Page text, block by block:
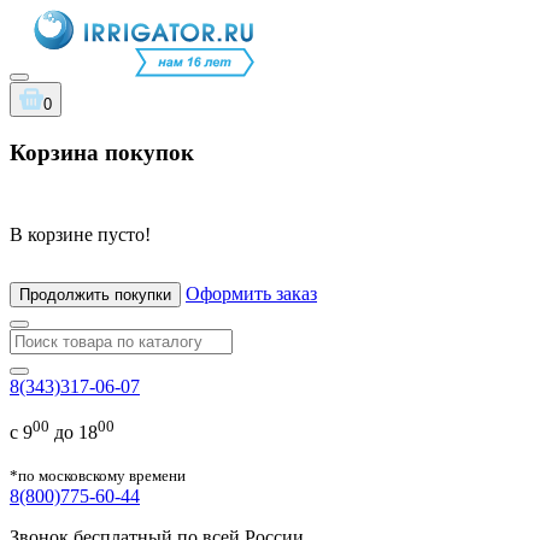
0
Корзина покупок
В корзине пусто!
Продолжить покупки Оформить заказ
8(343)317-06-07
с 900 до 1800
*по московскому времени
8(800)775-60-44